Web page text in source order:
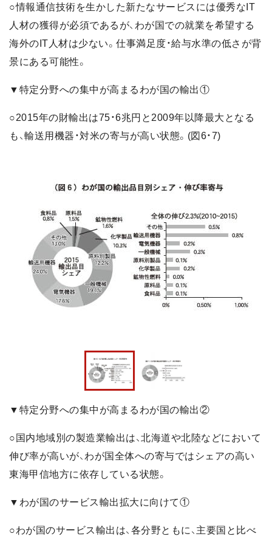
○情報通信技術を生かした新たなサービスには優秀なIT
人材の獲得が必須であるが、わが国での就業を希望する
海外のIT人材は少ない。仕事満足度・給与水準の低さが背
景にある可能性。
▼特定分野への集中が高まるわが国の輸出①
○2015年の財輸出は75・6兆円と2009年以降最大となる
も、輸送用機器・対米の寄与が高い状態。(図6・7)
▼特定分野への集中が高まるわが国の輸出②
○国内地域別の製造業輸出は、北海道や北陸などにおいて
伸び率が高いが、わが国全体への寄与ではシェアの高い
東海甲信地方に依存している状態。
▼わが国のサービス輸出拡大に向けて①
○わが国のサービス輸出は、各分野ともに、主要国と比べ